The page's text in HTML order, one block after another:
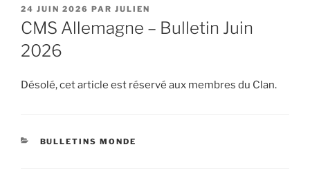
PUBLIÉ
LE
24 JUIN 2026 PAR JULIEN
CMS Allemagne – Bulletin Juin
2026
Désolé, cet article est réservé aux membres du Clan.
CATÉGORIES
BULLETINS MONDE